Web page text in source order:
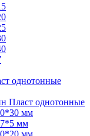
однотонные
Пласт однотонные
мм
мм
мм